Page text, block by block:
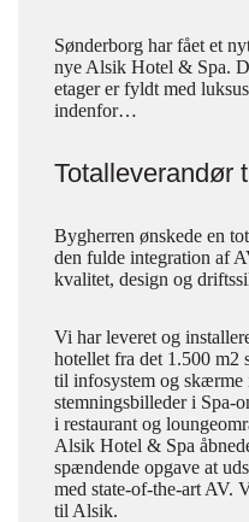
Sønderborg har fået et
nye Alsik Hotel & Spa.
etager er fyldt med
indenfor…
Totalleverandør
Bygherren ønskede en
den fulde integration af
kvalitet, design og
Vi har leveret og
hotellet fra det 1.500 m2
til infosystem og skærme
stemningsbilleder i Spa-
i restaurant og
Alsik Hotel & Spa
spændende opgave at
med state-of-the-art AV.
til Alsik.